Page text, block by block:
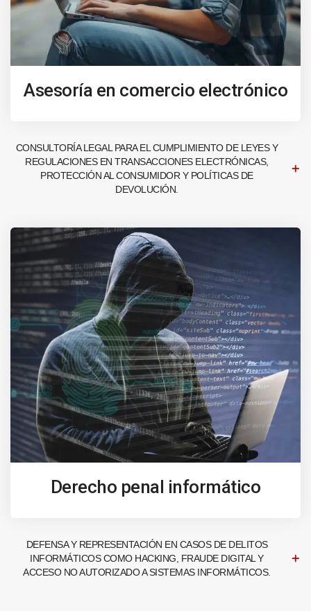
Asesoría en comercio electrónico
CONSULTORÍA LEGAL PARA EL CUMPLIMIENTO DE LEYES Y
REGULACIONES EN TRANSACCIONES ELECTRÓNICAS,
PROTECCIÓN AL CONSUMIDOR Y POLÍTICAS DE
DEVOLUCIÓN.
Derecho penal informático
DEFENSA Y REPRESENTACIÓN EN CASOS DE DELITOS
INFORMÁTICOS COMO HACKING, FRAUDE DIGITAL Y
ACCESO NO AUTORIZADO A SISTEMAS INFORMÁTICOS.